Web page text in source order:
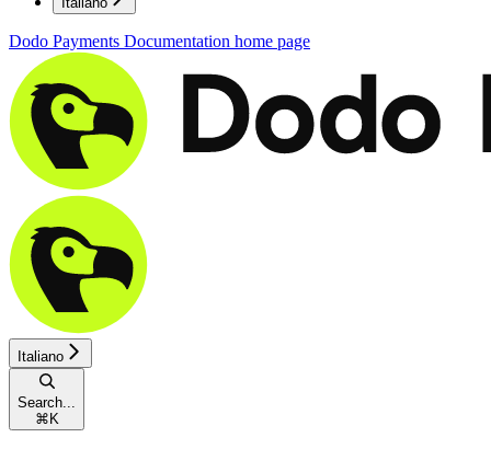
Dodo Payments Documentation home page
Italiano
Search...
⌘ K